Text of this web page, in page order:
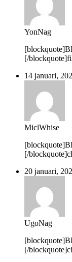
YonNag
[/
14 januari,
MiclWhise
[/
20 januari,
UgoNag
[/